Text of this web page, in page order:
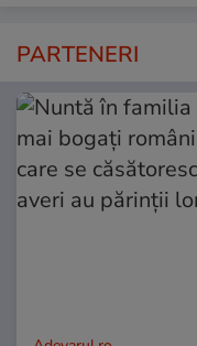
PARTENERI